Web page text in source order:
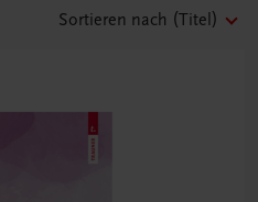
Sortieren nach (Titel)